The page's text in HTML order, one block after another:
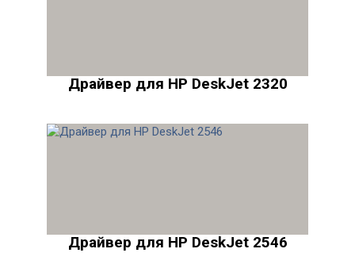
Драйвер для HP DeskJet 2320
Драйвер для HP DeskJet 2546